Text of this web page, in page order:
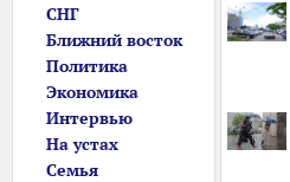
СНГ
Ближний восток
Политика
Экономика
Интервью
На устах
Семья